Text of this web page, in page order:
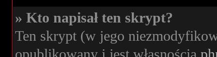
» Kto napisał ten skrypt?
Ten skrypt (w jego